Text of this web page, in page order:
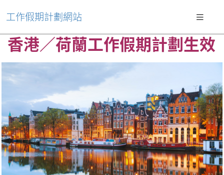
工作假期計劃網站
香港／荷蘭工作假期計劃生效